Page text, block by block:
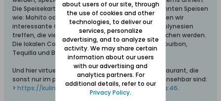
Die Speisekarte enthält keine typischen und bekannten Speisen
wie: Mohito oder Sex am Strand. Stattdessen werden wir
interessante Geschmacksrichtungen direkt aus Polynesien
treffen, die viele Fans von Mixology positiv überraschen werden.
Die lokalen Cocktails werden auf Basis von Rum, Bourbon,
Tequilla und Brandy zubereitet."
Und hier virtuelle Eindrücke von diesem Keller-Restaurant, die
sonst nur im polnischen Original des o.a. Artikels einsehbar sind:
> https://kulinaria.trojmiasto.pl/Nowe...041,pozycja:46.
about users of our site, through
the use of cookies and other
technologies, to deliver our
services, personalize
advertising, and to analyze site
activity. We may share certain
information about our users
with our advertising and
analytics partners. For
additional details, refer to our
Privacy Policy.